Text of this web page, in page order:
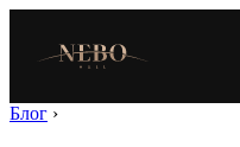
Блог ›